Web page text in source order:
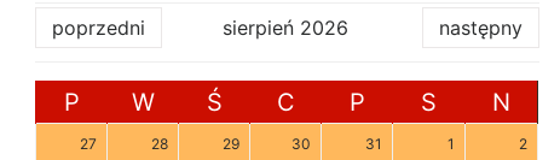
poprzedni sierpień 2026 następny
P W Ś C P S N
27 28 29 30 31 1 2